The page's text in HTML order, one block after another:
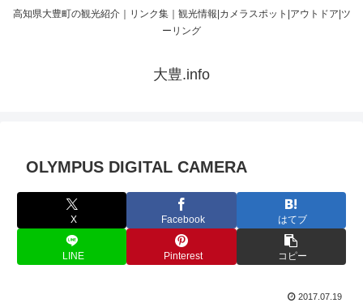
高知県大豊町の観光紹介｜リンク集｜観光情報|カメラスポット|アウトドア|ツ
ーリング
大豊.info
OLYMPUS DIGITAL CAMERA
X Facebook はてブ
LINE Pinterest コピー
2017.07.19